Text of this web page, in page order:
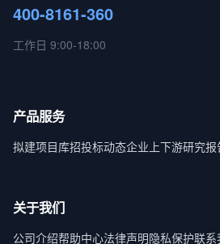
400-8161-360
工作日 9:00-18:00
产品服务
拟建项目库招投标动态企业上下游研究报
关于我们
公司介绍帮助中心法律声明隐私保护联系